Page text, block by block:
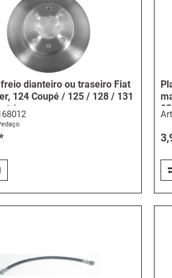
freio dianteiro ou traseiro Fiat
124 Coupé / 125 / 128 / 131
/...